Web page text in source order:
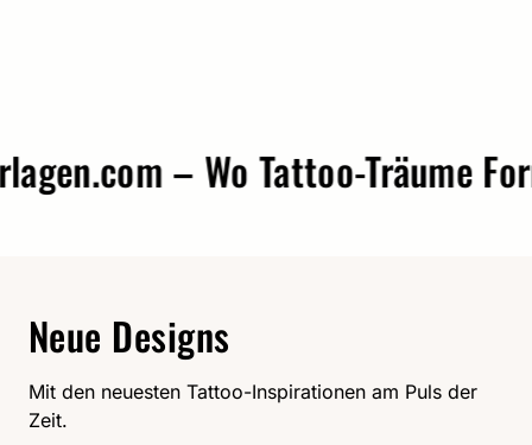
– Wo Tattoo-Träume Form
Neue Designs
Mit den neuesten Tattoo-Inspirationen am Puls der
Zeit.